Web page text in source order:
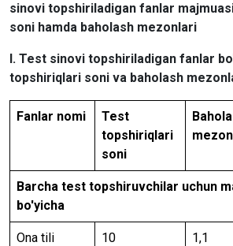
sinovi topshiriladigan fanlar
soni hamda baholash mezonlari
I. Test sinovi topshiriladigan fanlar
topshiriqlari soni va baholash
Fanlar nomi
Test
topshiriqlari
soni
Barcha test topshiruvchilar uchun
bo'yicha
Ona tili
10 1,1